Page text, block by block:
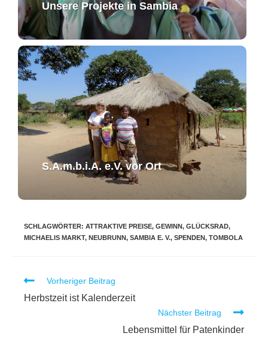
Unsere Projekte in Sambia
S.A.m.b.i.A. e.V. ​vor Ort​​
SCHLAGWÖRTER: ATTRAKTIVE PREISE, GEWINN, GLÜCKSRAD,
MICHAELIS MARKT, NEUBRUNN, SAMBIA E. V., SPENDEN, TOMBOLA
Vorheriger Beitrag
Herbstzeit ist Kalenderzeit
Nächster Beitrag
Lebensmittel für Patenkinder